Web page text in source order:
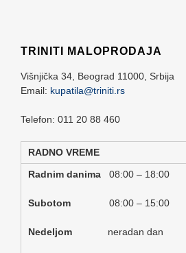
TRINITI MALOPRODAJA
Višnjička 34, Beograd 11000, Srbija
Email: kupatila@triniti.rs
Telefon: 011 20 88 460
RADNO VREME
Radnim danima 08:00 – 18:00
Subotom 08:00 – 15:00
Nedeljom neradan dan